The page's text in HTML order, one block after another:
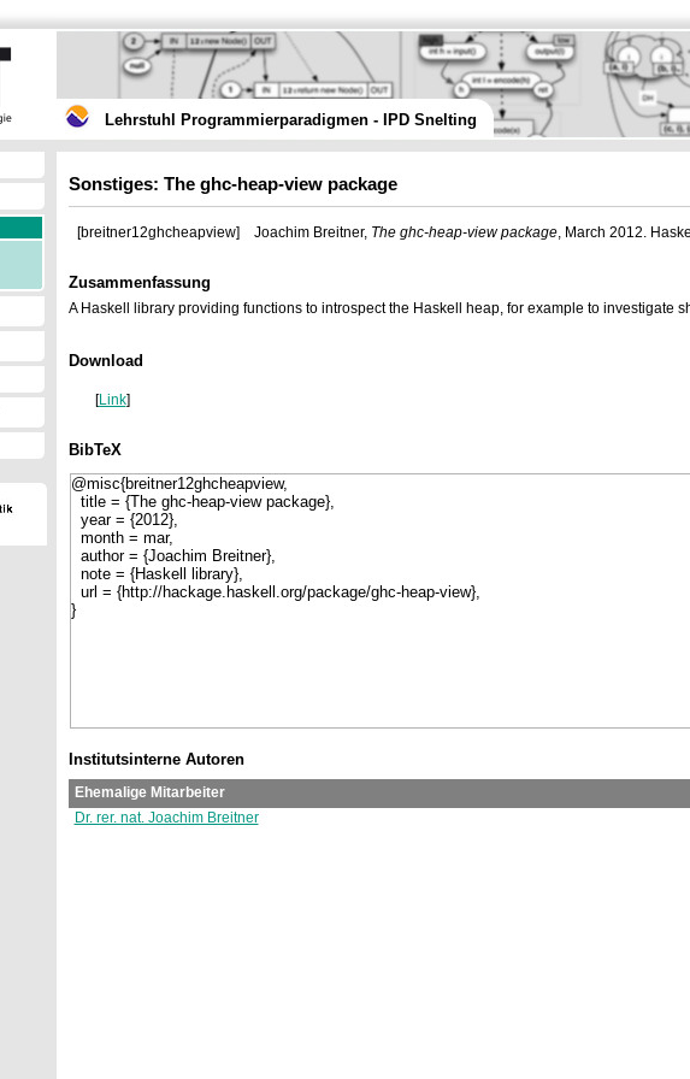
Lehrstuhl Programmierparadigmen - IPD Snelting
Sonstiges: The ghc-heap-view package
[breitner12ghcheapview] Joachim Breitner, The ghc-heap-view package, March 2012.
Zusammenfassung
A Haskell library providing functions to introspect the Haskell heap, for example to investigate
Download
[Link]
BibTeX
Institutsinterne Autoren
Ehemalige Mitarbeiter
Dr. rer. nat. Joachim Breitner